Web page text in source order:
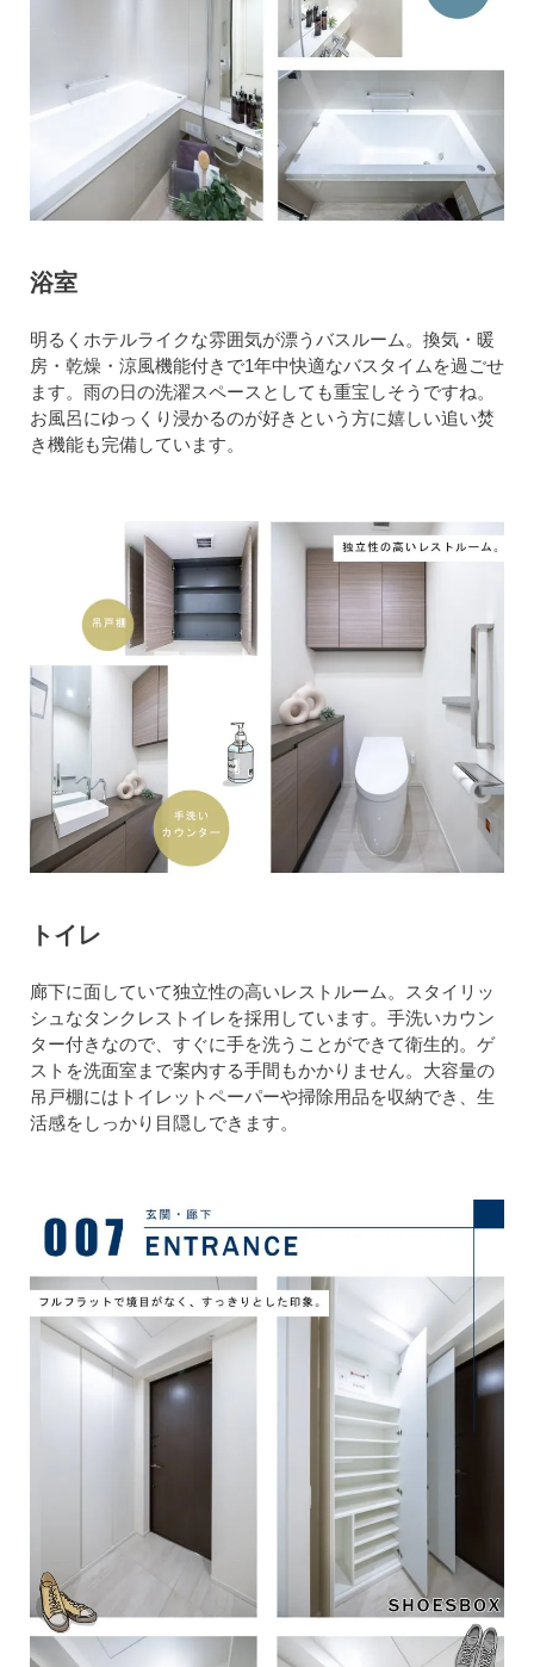
浴室
明るくホテルライクな雰囲気が漂うバスルーム。換気・暖
房・乾燥・涼風機能付きで1年中快適なバスタイムを過ごせ
ます。雨の日の洗濯スペースとしても重宝しそうですね。
お風呂にゆっくり浸かるのが好きという方に嬉しい追い焚
き機能も完備しています。
トイレ
廊下に面していて独立性の高いレストルーム。スタイリッ
シュなタンクレストイレを採用しています。手洗いカウン
ター付きなので、すぐに手を洗うことができて衛生的。ゲ
ストを洗面室まで案内する手間もかかりません。大容量の
吊戸棚にはトイレットペーパーや掃除用品を収納でき、生
活感をしっかり目隠しできます。